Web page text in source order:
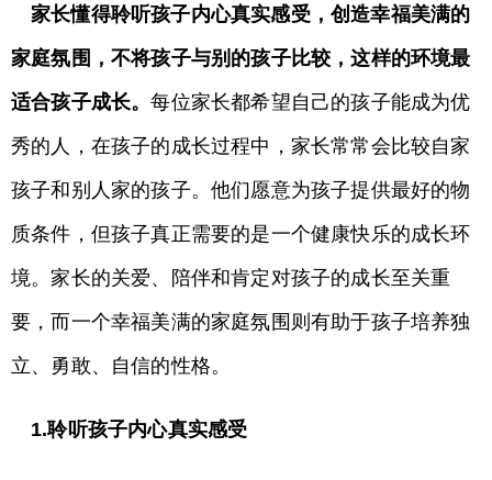
家长懂得聆听孩子内心真实感受，创造幸福美满的
家庭氛围，不将孩子与别的孩子比较，这样的环境最
适合孩子成长。每位家长都希望自己的孩子能成为优
秀的人，在孩子的成长过程中，家长常常会比较自家
孩子和别人家的孩子。他们愿意为孩子提供最好的物
质条件，但孩子真正需要的是一个健康快乐的成长环
境。家长的关爱、陪伴和肯定对孩子的成长至关重
要，而一个幸福美满的家庭氛围则有助于孩子培养独
立、勇敢、自信的性格。
1.聆听孩子内心真实感受